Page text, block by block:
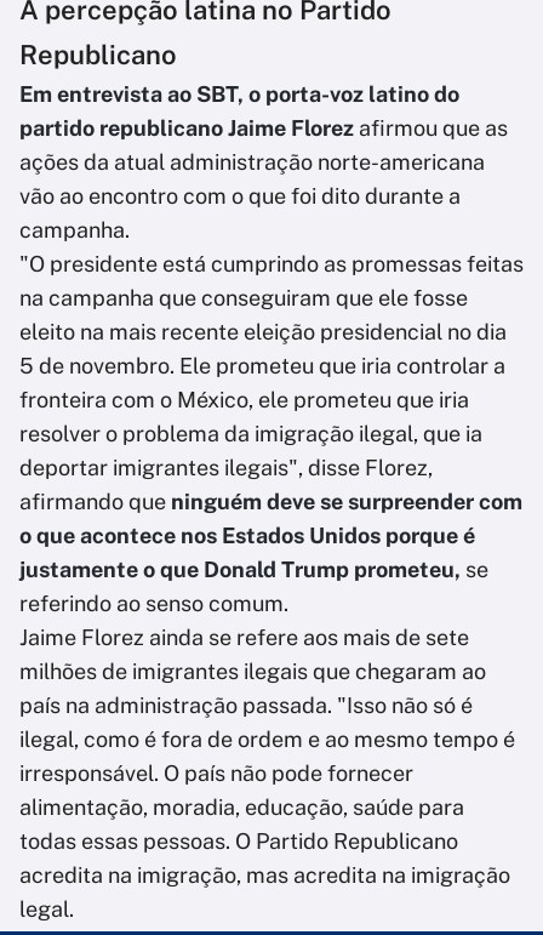
A percepção latina no Partido
Republicano
Em entrevista ao SBT, o porta-voz latino do
partido republicano Jaime Florez afirmou que as
ações da atual administração norte-americana
vão ao encontro com o que foi dito durante a
campanha.
"O presidente está cumprindo as promessas feitas
na campanha que conseguiram que ele fosse
eleito na mais recente eleição presidencial no dia
5 de novembro. Ele prometeu que iria controlar a
fronteira com o México, ele prometeu que iria
resolver o problema da imigração ilegal, que ia
deportar imigrantes ilegais", disse Florez,
afirmando que ninguém deve se surpreender com
o que acontece nos Estados Unidos porque é
justamente o que Donald Trump prometeu, se
referindo ao senso comum.
Jaime Florez ainda se refere aos mais de sete
milhões de imigrantes ilegais que chegaram ao
país na administração passada. "Isso não só é
ilegal, como é fora de ordem e ao mesmo tempo é
irresponsável. O país não pode fornecer
alimentação, moradia, educação, saúde para
todas essas pessoas. O Partido Republicano
acredita na imigração, mas acredita na imigração
legal.